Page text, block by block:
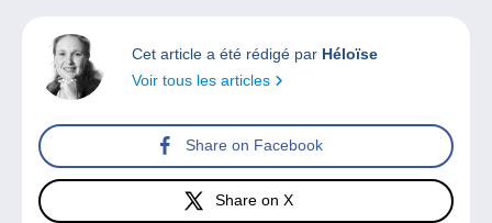
Cet article a été rédigé par Héloïse
Voir tous les articles
Share on Facebook
Share on X